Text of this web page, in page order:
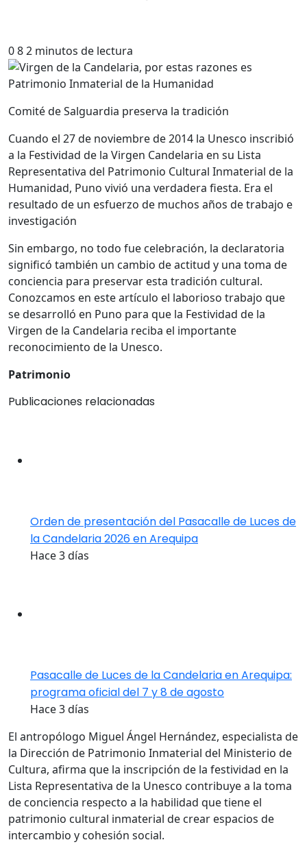
082 minutos de lectura
Comité de Salguardia preserva la tradición
Cuando el 27 de noviembre de 2014 la Unesco inscribió
a la Festividad de la Virgen Candelaria en su Lista
Representativa del Patrimonio Cultural Inmaterial de la
Humanidad, Puno vivió una verdadera fiesta. Era el
resultado de un esfuerzo de muchos años de trabajo e
investigación
Sin embargo, no todo fue celebración, la declaratoria
significó también un cambio de actitud y una toma de
conciencia para preservar esta tradición cultural.
Conozcamos en este artículo el laborioso trabajo que
se desarrolló en Puno para que la Festividad de la
Virgen de la Candelaria reciba el importante
reconocimiento de la Unesco.
Patrimonio
Publicaciones relacionadas
Orden de presentación del Pasacalle de Luces de
la Candelaria 2026 en Arequipa
Hace 3 días
Pasacalle de Luces de la Candelaria en Arequipa:
programa oficial del 7 y 8 de agosto
Hace 3 días
El antropólogo Miguel Ángel Hernández, especialista de
la Dirección de Patrimonio Inmaterial del Ministerio de
Cultura, afirma que la inscripción de la festividad en la
Lista Representativa de la Unesco contribuye a la toma
de conciencia respecto a la habilidad que tiene el
patrimonio cultural inmaterial de crear espacios de
intercambio y cohesión social.